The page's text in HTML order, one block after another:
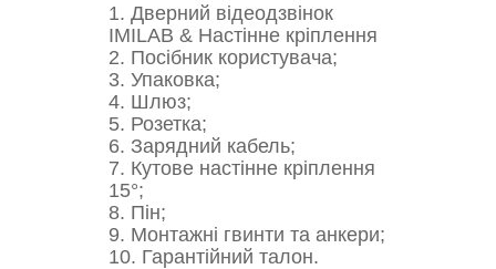
1. Дверний відеодзвінок
IMILAB & Настінне кріплення
2. Посібник користувача;
3. Упаковка;
4. Шлюз;
5. Розетка;
6. Зарядний кабель;
7. Кутове настінне кріплення
15°;
8. Пін;
9. Монтажні гвинти та анкери;
10. Гарантійний талон.